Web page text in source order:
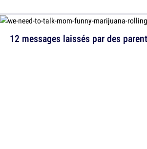
12 messages laissés par des